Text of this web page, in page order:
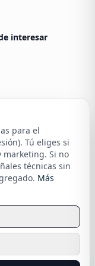
interesar
para el
Tú eliges si
marketing. Si no
técnicas sin
Más